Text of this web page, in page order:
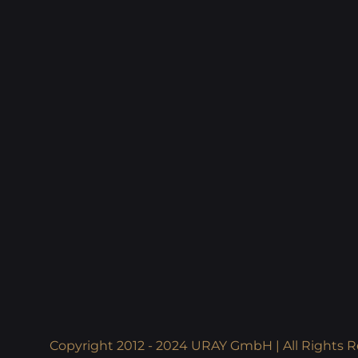
Copyright 2012 - 2024 URAY GmbH | All Rights